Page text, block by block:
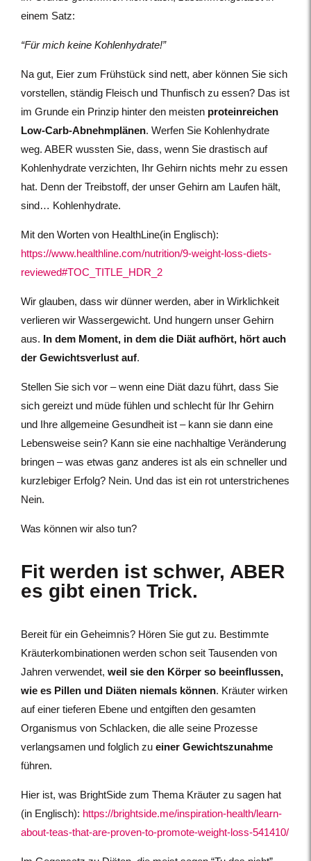
einem Satz:
“Für mich keine Kohlenhydrate!”
Na gut, Eier zum Frühstück sind nett, aber können Sie sich
vorstellen, ständig Fleisch und Thunfisch zu essen? Das ist
im Grunde ein Prinzip hinter den meisten proteinreichen
Low-Carb-Abnehmplänen. Werfen Sie Kohlenhydrate
weg. ABER wussten Sie, dass, wenn Sie drastisch auf
Kohlenhydrate verzichten, Ihr Gehirn nichts mehr zu essen
hat. Denn der Treibstoff, der unser Gehirn am Laufen hält,
sind… Kohlenhydrate.
Mit den Worten von HealthLine(in Englisch):
https://www.healthline.com/nutrition/9-weight-loss-diets-
reviewed#TOC_TITLE_HDR_2
Wir glauben, dass wir dünner werden, aber in Wirklichkeit
verlieren wir Wassergewicht. Und hungern unser Gehirn
aus. In dem Moment, in dem die Diät aufhört, hört auch
der Gewichtsverlust auf.
Stellen Sie sich vor – wenn eine Diät dazu führt, dass Sie
sich gereizt und müde fühlen und schlecht für Ihr Gehirn
und Ihre allgemeine Gesundheit ist – kann sie dann eine
Lebensweise sein? Kann sie eine nachhaltige Veränderung
bringen – was etwas ganz anderes ist als ein schneller und
kurzlebiger Erfolg? Nein. Und das ist ein rot unterstrichenes
Nein.
Was können wir also tun?
Fit werden ist schwer, ABER
es gibt einen Trick.
Bereit für ein Geheimnis? Hören Sie gut zu. Bestimmte
Kräuterkombinationen werden schon seit Tausenden von
Jahren verwendet, weil sie den Körper so beeinflussen,
wie es Pillen und Diäten niemals können. Kräuter wirken
auf einer tieferen Ebene und entgiften den gesamten
Organismus von Schlacken, die alle seine Prozesse
verlangsamen und folglich zu einer Gewichtszunahme
führen.
Hier ist, was BrightSide zum Thema Kräuter zu sagen hat
(in Englisch): https://brightside.me/inspiration-health/learn-
about-teas-that-are-proven-to-promote-weight-loss-541410/